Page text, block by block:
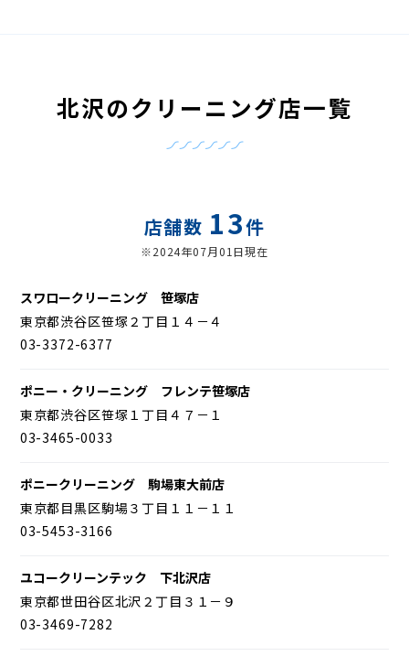
北沢のクリーニング店一覧
店舗数 13件
※2024年07月01日現在
スワロークリーニング 笹塚店
東京都渋谷区笹塚２丁目１４－４
03-3372-6377
ポニー・クリーニング フレンテ笹塚店
東京都渋谷区笹塚１丁目４７－１
03-3465-0033
ポニークリーニング 駒場東大前店
東京都目黒区駒場３丁目１１－１１
03-5453-3166
ユコークリーンテック 下北沢店
東京都世田谷区北沢２丁目３１－９
03-3469-7282